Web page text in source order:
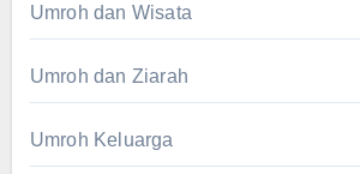
Umroh dan Wisata
Umroh dan Ziarah
Umroh Keluarga